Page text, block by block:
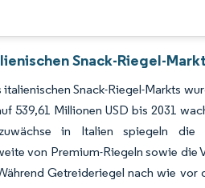
Snack-Riegel-
Snack-Riegel-Markts
539,61 Millionen USD bis 2031
in Italien spiegeln
von Premium-Riegeln sowie
Getreideriegel nach wie